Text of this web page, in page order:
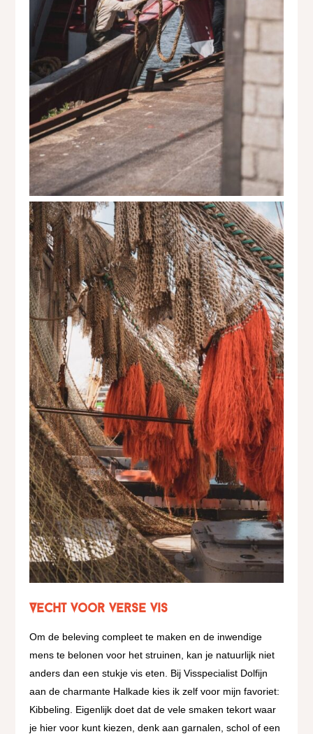
Vecht voor verse vis
Om de beleving compleet te maken en de inwendige
mens te belonen voor het struinen, kan je natuurlijk niet
anders dan een stukje vis eten. Bij Visspecialist Dolfijn
aan de charmante Halkade kies ik zelf voor mijn favoriet:
Kibbeling. Eigenlijk doet dat de vele smaken tekort waar
je hier voor kunt kiezen, denk aan garnalen, schol of een